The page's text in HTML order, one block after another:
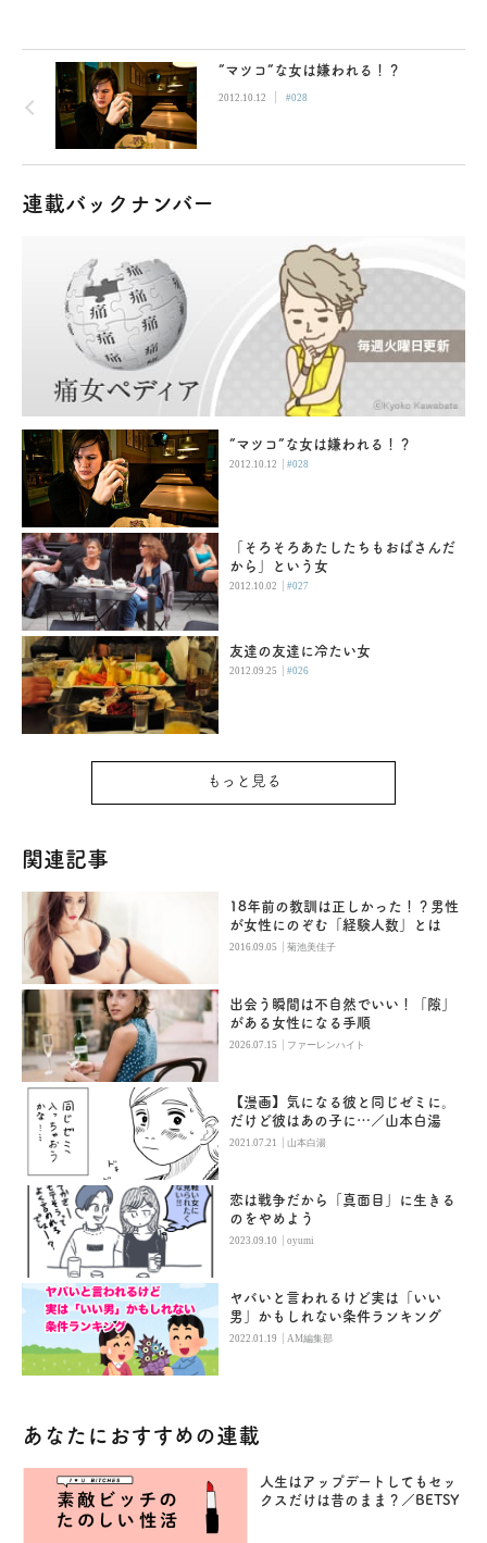
”マツコ”な女は嫌われる！？
2012.10.12 | #028
連載バックナンバー
”マツコ”な女は嫌われる！？
2012.10.12 |#028
「そろそろあたしたちもおばさんだ
から」という女
2012.10.02 |#027
友達の友達に冷たい女
2012.09.25 |#026
もっと見る
関連記事
18年前の教訓は正しかった！？男性
が女性にのぞむ「経験人数」とは
2016.09.05 |菊池美佳子
出会う瞬間は不自然でいい！「隙」
がある女性になる手順
2026.07.15 | ファーレンハイト
【漫画】気になる彼と同じゼミに。
だけど彼はあの子に…／山本白湯
2021.07.21 |山本白湯
恋は戦争だから「真面目」に生きる
のをやめよう
2023.09.10 |oyumi
ヤバいと言われるけど実は「いい
男」かもしれない条件ランキング
2022.01.19 | AM編集部
あなたにおすすめの連載
人生はアップデートしてもセッ
クスだけは昔のまま？／BETSY